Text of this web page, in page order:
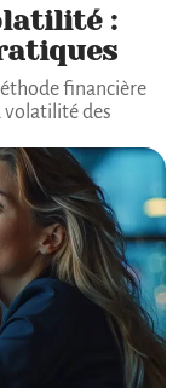
:
financière
des